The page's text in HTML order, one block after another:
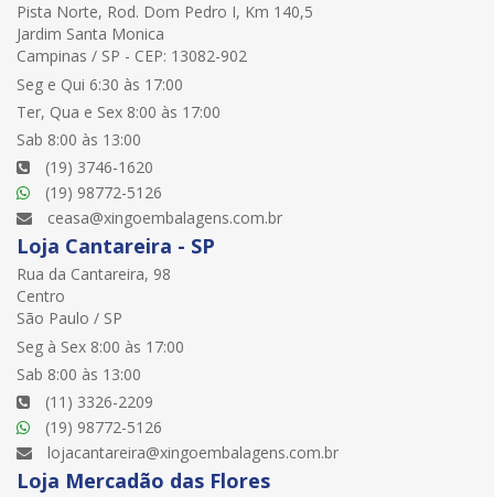
Pista Norte, Rod. Dom Pedro I, Km 140,5
Jardim Santa Monica
Campinas / SP - CEP: 13082-902
Seg e Qui 6:30 às 17:00
Ter, Qua e Sex 8:00 às 17:00
Sab 8:00 às 13:00
(19) 3746-1620
(19) 98772-5126
ceasa@xingoembalagens.com.br
Loja Cantareira - SP
Rua da Cantareira, 98
Centro
São Paulo / SP
Seg à Sex 8:00 às 17:00
Sab 8:00 às 13:00
(11) 3326-2209
(19) 98772-5126
lojacantareira@xingoembalagens.com.br
Loja Mercadão das Flores